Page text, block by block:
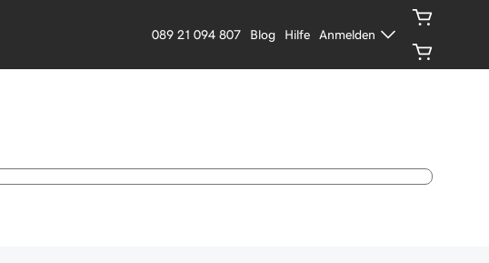
089 21 094 807 Blog Hilfe Anmelden